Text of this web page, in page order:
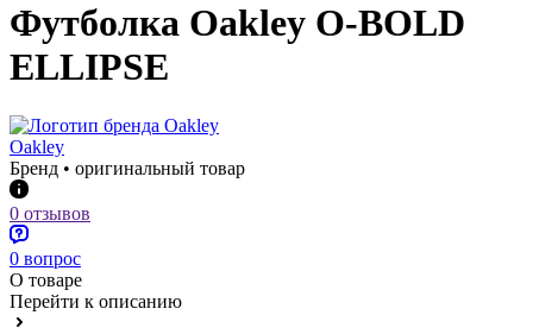
Футболка Oakley O-BOLD
ELLIPSE
Oakley
Бренд • оригинальный товар
0 отзывов
0 вопрос
О товаре
Перейти к описанию